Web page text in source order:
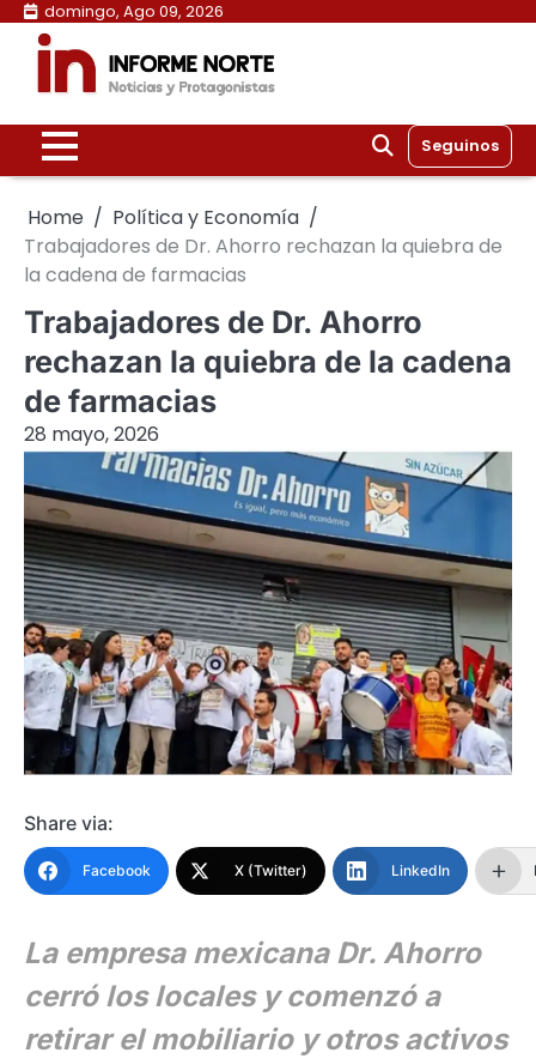
Skip
content
domingo, Ago 09, 2026
Seguinos
Home
Política y Economía
Trabajadores de Dr. Ahorro rechazan la quiebra de
la cadena de farmacias
Trabajadores de Dr. Ahorro
rechazan la quiebra de la cadena
de farmacias
28 mayo, 2026
Share via:
Facebook X (Twitter) LinkedIn
La empresa mexicana Dr. Ahorro
cerró los locales y comenzó a
retirar el mobiliario y otros activos